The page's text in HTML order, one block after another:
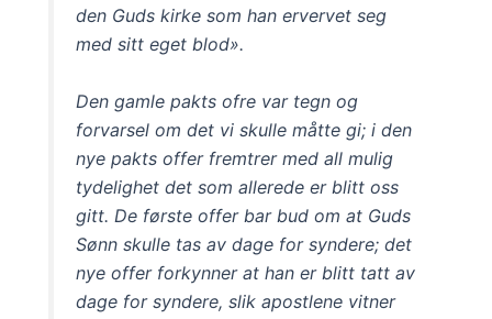
den Guds kirke som han ervervet seg
med sitt eget blod».
Den gamle pakts ofre var tegn og
forvarsel om det vi skulle måtte gi; i den
nye pakts offer fremtrer med all mulig
tydelighet det som allerede er blitt oss
gitt. De første offer bar bud om at Guds
Sønn skulle tas av dage for syndere; det
nye offer forkynner at han er blitt tatt av
dage for syndere, slik apostlene vitner